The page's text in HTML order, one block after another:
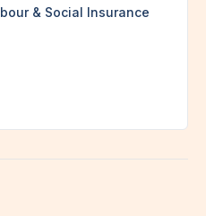
& Social Insurance